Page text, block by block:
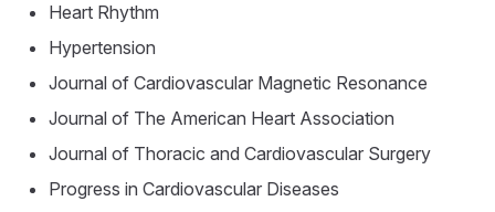
Heart Rhythm
Hypertension
Journal of Cardiovascular Magnetic Resonance
Journal of The American Heart Association
Journal of Thoracic and Cardiovascular Surgery
Progress in Cardiovascular Diseases